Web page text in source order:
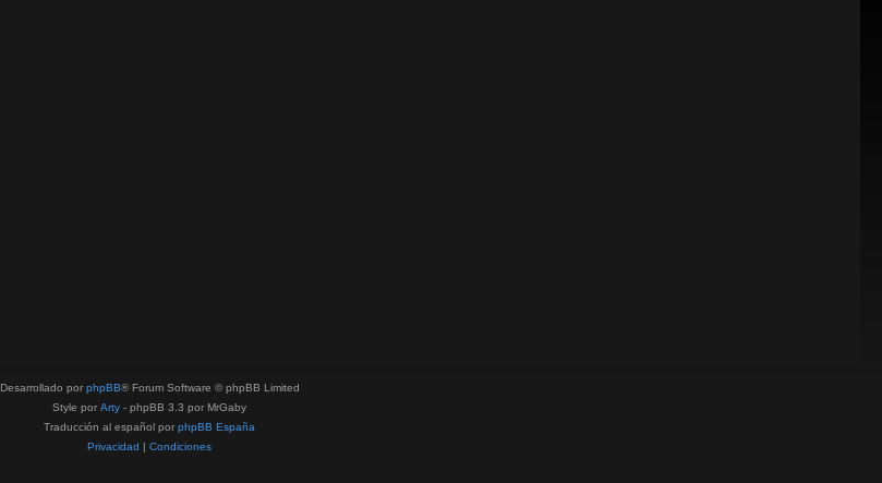
Desarrollado por phpBB® Forum Software © phpBB Limited
Style por Arty - phpBB 3.3 por MrGaby
Traducción al español por phpBB España
Privacidad | Condiciones